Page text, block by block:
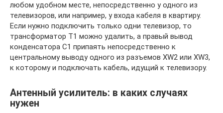
любом удобном месте, непосредственно у одного из
телевизоров, или например, у входа кабеля в квартиру.
Если нужно подключить только одни телевизор, то
трансформатор Т1 можно удалить, а правый вывод
конденсатора С1 припаять непосредственно к
центральному выводу одного из разъемов XW2 или XW3,
к которому и подключать кабель, идущий к телевизору.
Антенный усилитель: в каких случаях
нужен